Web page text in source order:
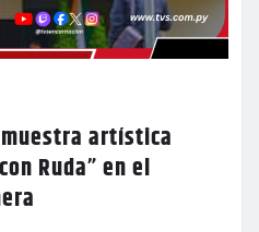
artística
Ruda” en el